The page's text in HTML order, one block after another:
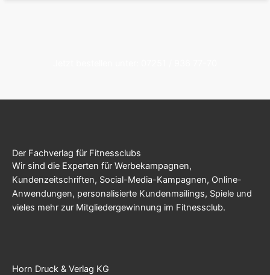
Der Fachverlag für Fitnessclubs
Wir sind die Experten für Werbekampagnen,
Kundenzeitschriften, Social-Media-Kampagnen, Online-
Anwendungen, personalisierte Kundenmailings, Spiele und
vieles mehr zur Mitgliedergewinnung im Fitnessclub.
Horn Druck & Verlag KG